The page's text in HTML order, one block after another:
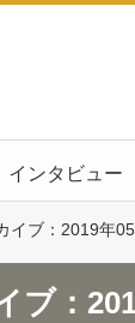
インタビュー
イブ：2019年
ブ：